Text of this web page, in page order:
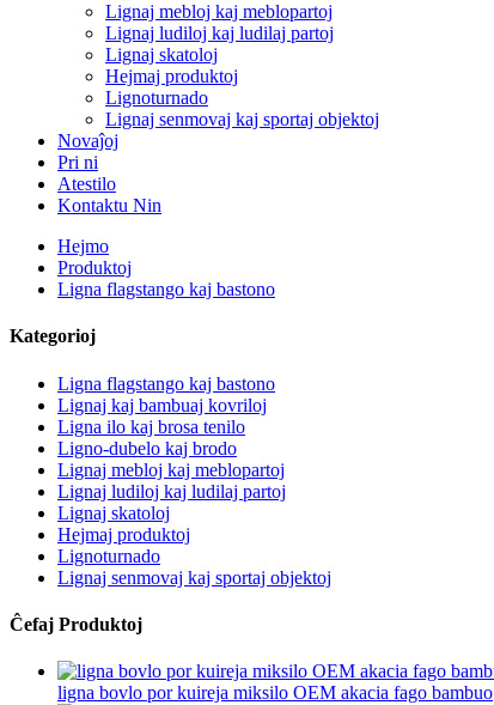
Lignaj mebloj kaj meblopartoj
Lignaj ludiloj kaj ludilaj partoj
Lignaj skatoloj
Hejmaj produktoj
Lignoturnado
Lignaj senmovaj kaj sportaj objektoj
Novaĵoj
Pri ni
Atestilo
Kontaktu Nin
Hejmo
Produktoj
Ligna flagstango kaj bastono
Kategorioj
Ligna flagstango kaj bastono
Lignaj kaj bambuaj kovriloj
Ligna ilo kaj brosa tenilo
Ligno-dubelo kaj brodo
Lignaj mebloj kaj meblopartoj
Lignaj ludiloj kaj ludilaj partoj
Lignaj skatoloj
Hejmaj produktoj
Lignoturnado
Lignaj senmovaj kaj sportaj objektoj
Ĉefaj Produktoj
ligna bovlo por kuireja miksilo OEM akacia fago bambuo